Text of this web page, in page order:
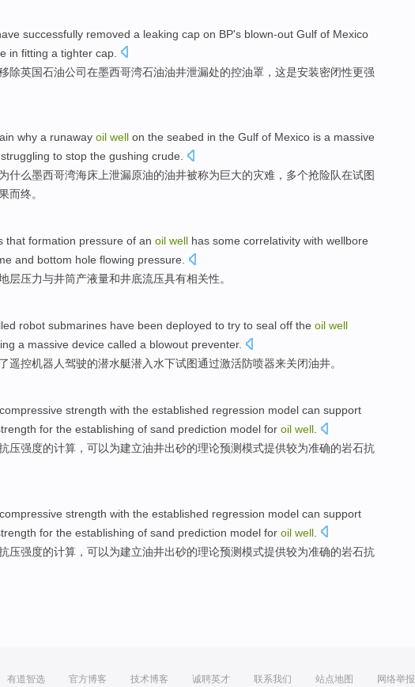
successfully removed a leaking cap on BP's blown-out Gulf of Mexico
in fitting a tighter cap.
除英国石油公司在墨西哥湾石油油井泄漏处的控油罩， 这是安装密闭性更强
why a runaway oil well on the seabed in the Gulf of Mexico is a massive
struggling to stop the gushing crude.
为什么墨西哥湾海床上泄漏原油的油井被称为巨大的灾难 ， 多个抢险队在试图
而终。
that formation pressure of an oil well has some correlativity with wellbore
and bottom hole flowing pressure
层压力与井筒产液量和井底流压具有相关性。
robot submarines have been deployed to try to seal off the oil well
a massive device called a blowout preventer.
遥控机器人驾驶的潜水艇潜入水下试图通过激活防喷器来关闭油井。
compressive strength with the established regression model can support
for the establishing of sand prediction model for oil well
压强度的计算， 可以为建立油井出砂的理论预测模式提供较为准确的岩石抗
compressive strength with the established regression model can support
for the establishing of sand prediction model for oil well
压强度的计算， 可以为建立油井出砂的理论预测模式提供较为准确的岩石抗
有道智选 官方博客 技术博客 诚聘英才 联系我们 站点地图 网络举报